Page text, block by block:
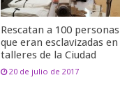
Rescatan a 100 personas
que eran esclavizadas en
talleres de la Ciudad
20 de julio de 2017